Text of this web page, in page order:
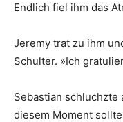
Endlich fiel ihm das
Jeremy trat zu ihm
Schulter. »Ich
Sebastian schluchzte
diesem Moment